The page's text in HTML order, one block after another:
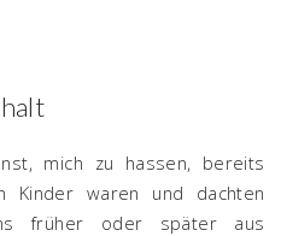
mich zu hassen, bereits
Kinder waren und dachten
früher oder später aus